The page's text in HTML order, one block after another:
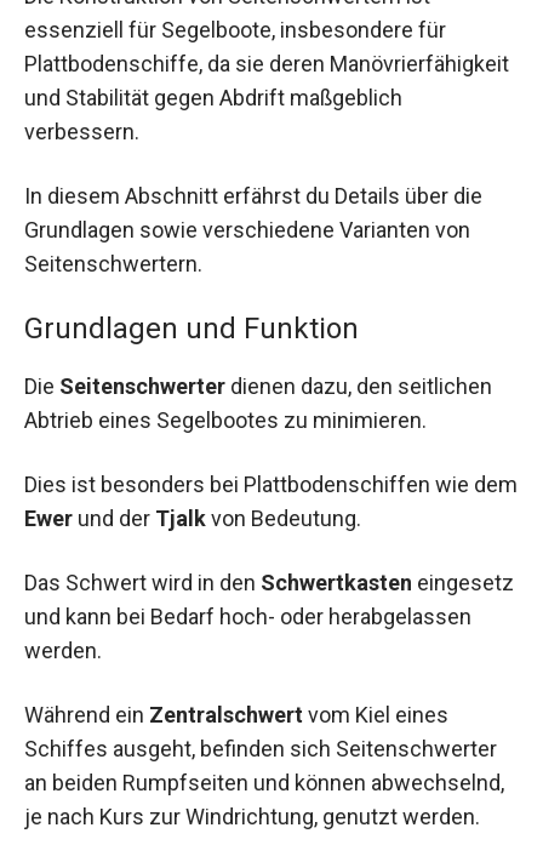
essenziell für Segelboote, insbesondere für
Plattbodenschiffe, da sie deren Manövrierfähigkeit
und Stabilität gegen Abdrift maßgeblich
verbessern.
In diesem Abschnitt erfährst du Details über die
Grundlagen sowie verschiedene Varianten von
Seitenschwertern.
Grundlagen und Funktion
Die Seitenschwerter dienen dazu, den seitlichen
Abtrieb eines Segelbootes zu minimieren.
Dies ist besonders bei Plattbodenschiffen wie dem
Ewer und der Tjalkvon Bedeutung.
Das Schwert wird in den Schwertkasten eingesetz
und kann bei Bedarf hoch- oder herabgelassen
werden.
Während ein Zentralschwertvom Kiel eines
Schiffes ausgeht, befinden sich Seitenschwerter
an beiden Rumpfseiten und können abwechselnd,
je nach Kurs zur Windrichtung, genutzt werden.